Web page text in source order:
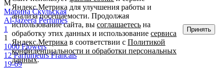
М
Марина Скульская
Al-Jazeera Perfumes
1
1
1000 Flowers
12 Parfumeurs Francais
19-69
Яндекс.Метрика для улучшения работы и
анализа посещаемости. Продолжая
использование сайта, высоглашаетесь на
обработку этих данных и использованиесервиса
Яндекс.Метрика в соответствии сПолитикой
конфиденциальности и обработки персональных
данных.
Принять